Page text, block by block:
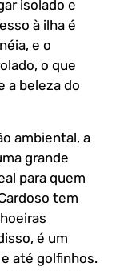
isolado e
à ilha é
e o
o que
a beleza do
ambiental, a
grande
para quem
tem
é um
até golfinhos.